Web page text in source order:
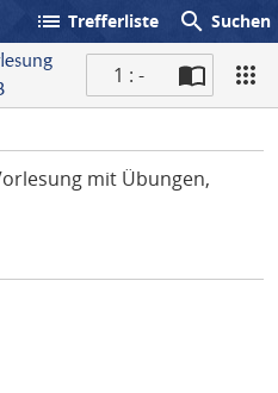
list Trefferliste search Suchen
1 : -
mit Übungen,